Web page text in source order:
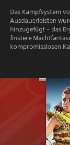
Das Kampfsystem
Ausdauerleisten
hinzugefügt – das
finstere
kompromisslosen